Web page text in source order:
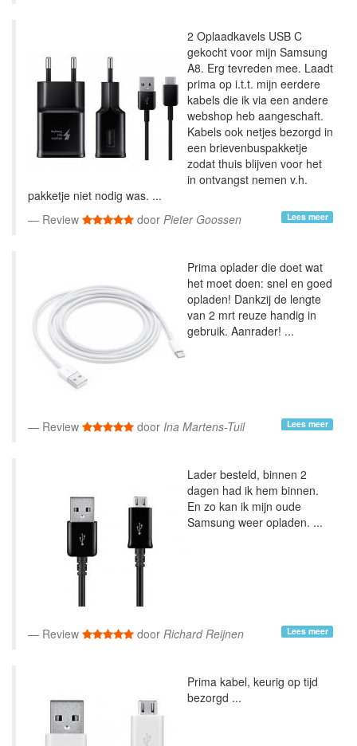
2 Oplaadkavels USB C
gekocht voor mijn Samsung
A8. Erg tevreden mee. Laadt
prima op i.t.t. mijn eerdere
kabels die ik via een andere
webshop heb aangeschaft.
Kabels ook netjes bezorgd in
een brievenbuspakketje
zodat thuis blijven voor het
in ontvangst nemen v.h.
pakketje niet nodig was. ...
Review
door Pieter Goossen Lees meer
Prima oplader die doet wat
het moet doen: snel en goed
opladen! Dankzij de lengte
van 2 mrt reuze handig in
gebruik. Aanrader! ...
Review door Ina Martens-Tuil Lees meer
Lader besteld, binnen 2
dagen had ik hem binnen.
En zo kan ik mijn oude
Samsung weer opladen. ...
Review door Richard Reijnen Lees meer
Prima kabel, keurig op tijd
bezorgd ...